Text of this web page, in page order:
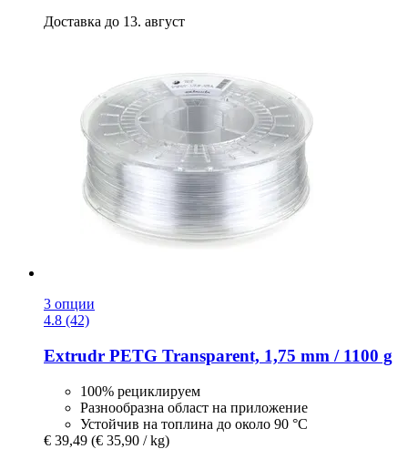
Доставка до 13. август
3 опции
4.8 (42)
Extrudr PETG Transparent, 1,75 mm / 1100 g
100% рециклируем
Разнообразна област на приложение
Устойчив на топлина до около 90 °C
€ 39,49 (€ 35,90 / kg)